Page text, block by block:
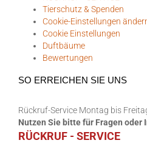
Tierschutz & Spenden
Cookie-Einstellungen
Cookie Einstellungen
Duftbäume
Bewertungen
SO ERREICHEN SIE UNS
Rückruf-Service Montag bis
Nutzen Sie bitte für Fragen oder
RÜCKRUF - SERVICE